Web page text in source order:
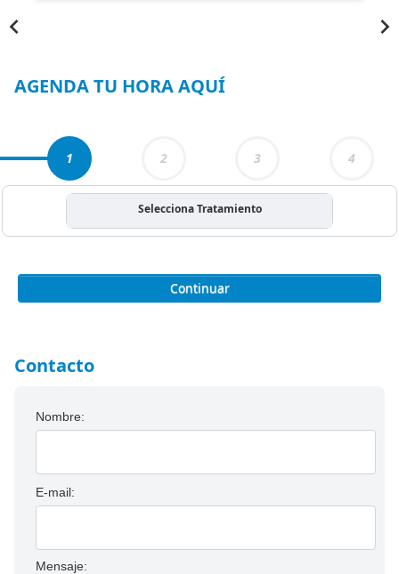
AGENDA TU HORA AQUÍ
1 2 3 4
Selecciona Tratamiento
Continuar
Contacto
Nombre:
E-mail:
Mensaje: